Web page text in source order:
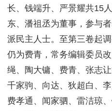
长、钱端升、严景耀共15
东、潘祖丞为董事，参与
派民主人士。至第三卷起
仍为费青，常务编辑委员
绳、陶大镛、费青、张志
千家驹、向达、狄超白、
费孝通、闻家驷、雷洁琼